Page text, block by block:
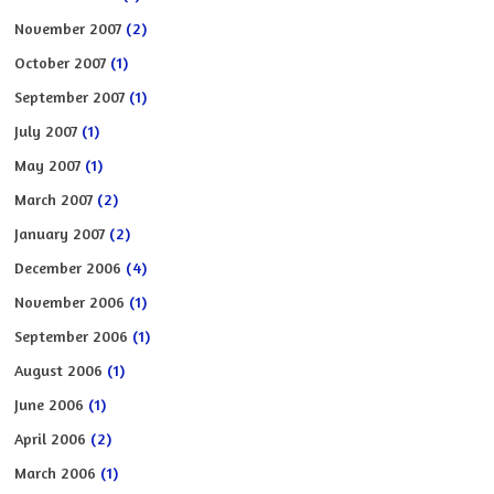
November 2007 (2)
October 2007 (1)
September 2007 (1)
July 2007 (1)
May 2007 (1)
March 2007 (2)
January 2007 (2)
December 2006 (4)
November 2006 (1)
September 2006 (1)
August 2006 (1)
June 2006 (1)
April 2006 (2)
March 2006 (1)